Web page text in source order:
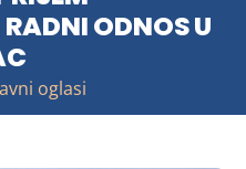
ODNOS U
oglasi